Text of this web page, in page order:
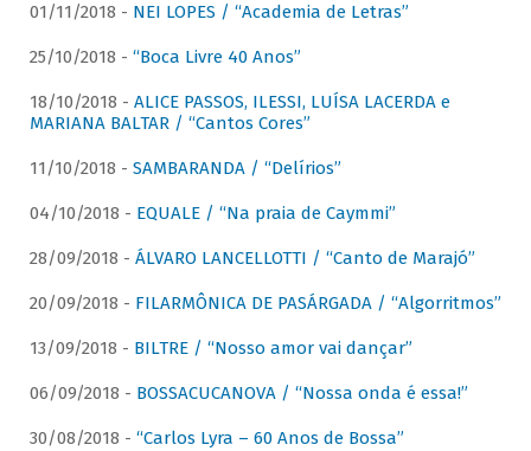
01/11/2018 - NEI LOPES / “Academia de Letras”
25/10/2018 - “Boca Livre 40 Anos”
18/10/2018 - ALICE PASSOS, ILESSI, LUÍSA LACERDA e
MARIANA BALTAR / “Cantos Cores”
11/10/2018 - SAMBARANDA / “Delírios”
04/10/2018 - EQUALE / “Na praia de Caymmi”
28/09/2018 - ÁLVARO LANCELLOTTI / “Canto de Marajó”
20/09/2018 - FILARMÔNICA DE PASÁRGADA / “Algorritmos”
13/09/2018 - BILTRE / “Nosso amor vai dançar”
06/09/2018 - BOSSACUCANOVA / “Nossa onda é essa!”
30/08/2018 - “Carlos Lyra – 60 Anos de Bossa”